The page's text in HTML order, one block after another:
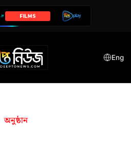
SERIES
Eng
অনুষ্ঠান